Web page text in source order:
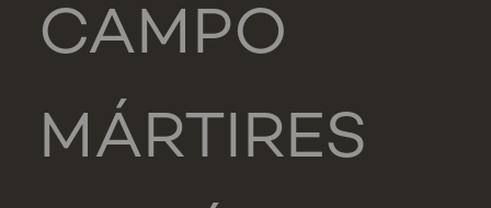
CAMPO
MÁRTIRES